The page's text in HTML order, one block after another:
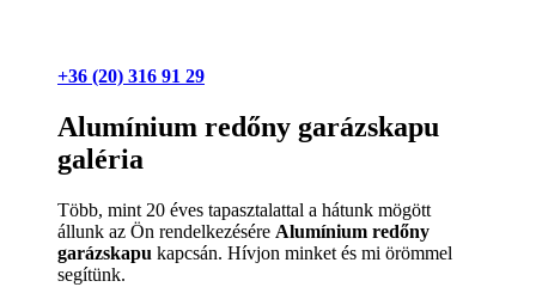
+36 (20) 316 91 29
Alumínium redőny garázskapu
galéria
Több, mint 20 éves tapasztalattal a hátunk mögött
állunk az Ön rendelkezésére Alumínium redőny
garázskapu kapcsán. Hívjon minket és mi örömmel
segítünk.